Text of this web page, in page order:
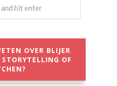
OVER BLIJER
STORYTELLING OF